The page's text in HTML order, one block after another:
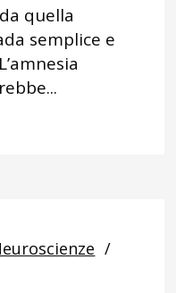
quella
semplice e